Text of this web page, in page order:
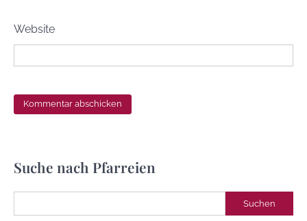
Website
Suche nach Pfarreien
Suchen